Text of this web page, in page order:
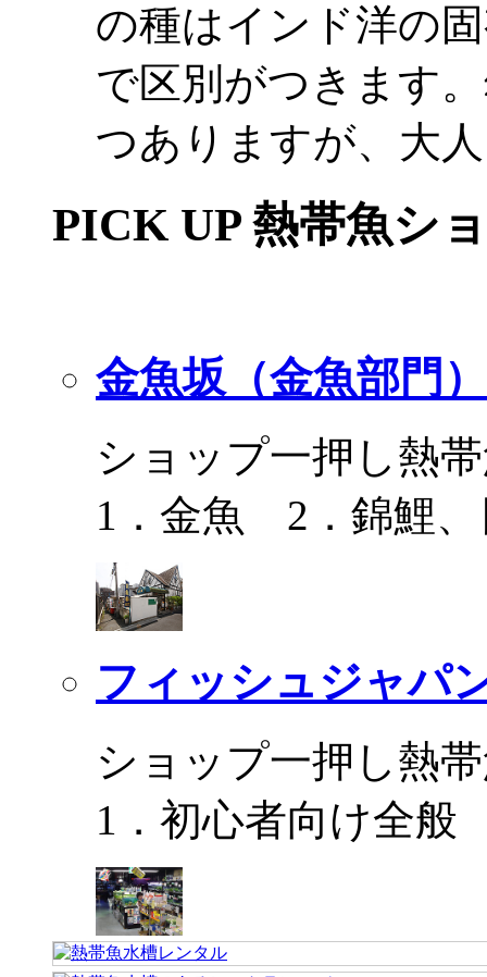
の種はインド洋の
で区別がつきます
つありますが、大
PICK UP 熱帯魚シ
金魚坂（金魚部門）
ショップ一押し熱
1．金魚 2．錦鯉、
フィッシュジャパ
ショップ一押し熱
1．初心者向け全